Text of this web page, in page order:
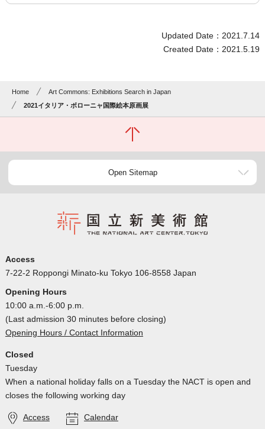
Updated Date：2021.7.14
Created Date：2021.5.19
Home
Art Commons: Exhibitions Search in Japan
2021イタリア・ボローニャ国際絵本原画展
Open Sitemap
Access
7-22-2 Roppongi Minato-ku Tokyo 106-8558 Japan
Opening Hours
10:00 a.m.-6:00 p.m.
(Last admission 30 minutes before closing)
Opening Hours / Contact Information
Closed
Tuesday
When a national holiday falls on a Tuesday the NACT is open and
closes the following working day
Access Calendar